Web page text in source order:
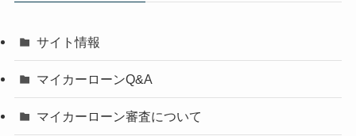
サイト情報
マイカーローンQ&A
マイカーローン審査について